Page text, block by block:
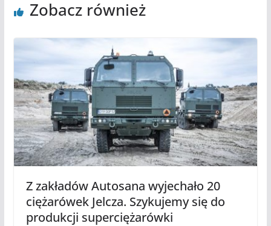
Zobacz również
Z zakładów Autosana wyjechało 20
ciężarówek Jelcza. Szykujemy się do
produkcji superciężarówki